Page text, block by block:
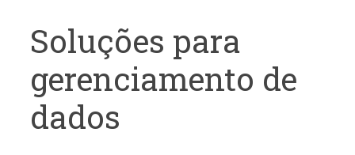
Soluções para
gerenciamento de
dados